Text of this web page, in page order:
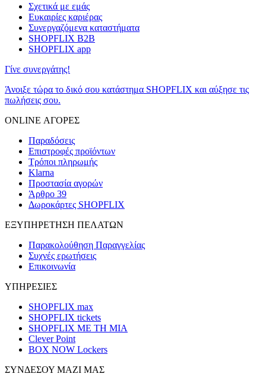
Σχετικά με εμάς
Ευκαιρίες καριέρας
Συνεργαζόμενα καταστήματα
SHOPFLIX B2B
SHOPFLIX app
Γίνε συνεργάτης!
Άνοιξε τώρα το δικό σου κατάστημα SHOPFLIX και αύξησε τις
πωλήσεις σου.
ONLINE ΑΓΟΡΕΣ
Παραδόσεις
Επιστροφές προϊόντων
Τρόποι πληρωμής
Klarna
Προστασία αγορών
Άρθρο 39
Δωροκάρτες SHOPFLIX
ΕΞΥΠΗΡΕΤΗΣΗ ΠΕΛΑΤΩΝ
Παρακολούθηση Παραγγελίας
Συχνές ερωτήσεις
Επικοινωνία
ΥΠΗΡΕΣΙΕΣ
SHOPFLIX max
SHOPFLIX tickets
SHOPFLIX ΜΕ ΤΗ ΜΙΑ
Clever Point
BOX NOW Lockers
ΣΥΝΔΕΣΟΥ ΜΑΖΙ ΜΑΣ